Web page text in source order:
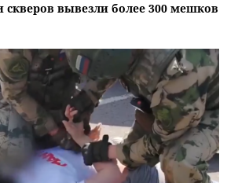
скверов вывезли более 300 мешков